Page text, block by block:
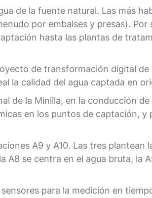
de la fuente natural. Las más
por embalses y presas).
hasta las plantas de
de transformación digital de
la calidad del agua captada en
de la Minilla, en la conducción
en los puntos de captación,
A9 y A10. Las tres
A8 se centra en el agua bruta, la
para la medición en